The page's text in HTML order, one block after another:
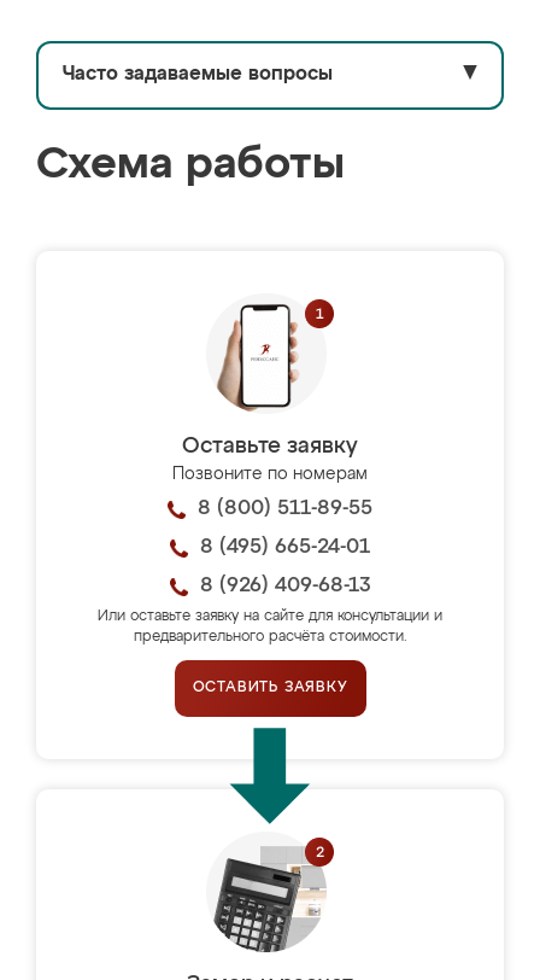
Часто задаваемые вопросы ▼
Схема работы
Оставьте заявку
Позвоните по номерам
8 (800) 511-89-55
8 (495) 665-24-01
8 (926) 409-68-13
Или оставьте заявку на сайте для консультации и
предварительного расчёта стоимости.
ОСТАВИТЬ ЗАЯВКУ